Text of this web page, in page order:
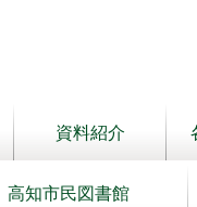
資料紹介
高知市民図書館